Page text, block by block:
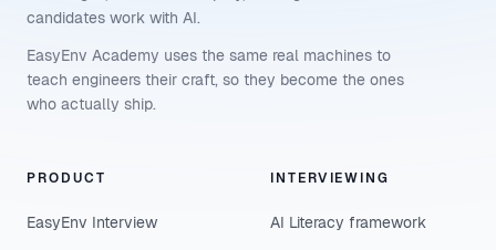
candidates work with AI.
EasyEnv Academy uses the same real machines to
teach engineers their craft, so they become the ones
who actually ship.
PRODUCT
EasyEnv Interview
INTERVIEWING
AI Literacy framework